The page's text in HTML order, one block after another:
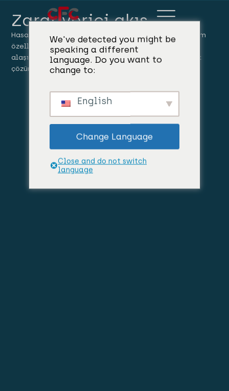
Zarar verici akış
Hasar Giderme Akısı bölümü, metal kalitesini ve döküm
özelliklerini iyileştirmek için çok önemli olan,
alaşımlardaki magnezyum içeriğini azaltmaya yönelik
çözümler sunar.
We've detected you might be
speaking a different
language. Do you want to
change to:
English
Change Language
Close and do not switch
language